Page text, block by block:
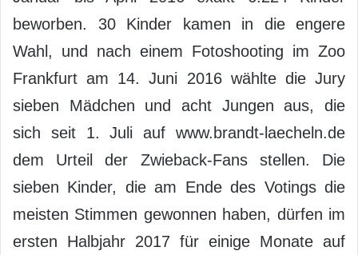
beworben. 30 Kinder kamen in die engere
Wahl, und nach einem Fotoshooting im Zoo
Frankfurt am 14. Juni 2016 wählte die Jury
sieben Mädchen und acht Jungen aus, die
sich seit 1. Juli auf www.brandt-laecheln.de
dem Urteil der Zwieback-Fans stellen. Die
sieben Kinder, die am Ende des Votings die
meisten Stimmen gewonnen haben, dürfen im
ersten Halbjahr 2017 für einige Monate auf